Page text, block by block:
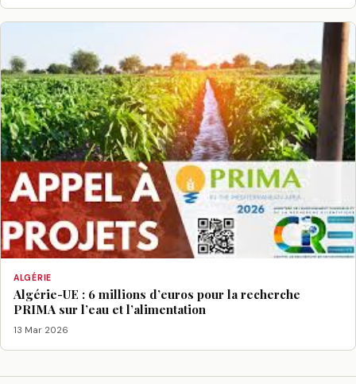
ALGÉRIE
Algérie-UE : 6 millions d’euros pour la recherche
PRIMA sur l’eau et l’alimentation
13 Mar 2026